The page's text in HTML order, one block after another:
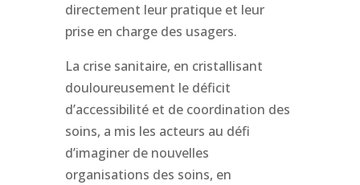
directement leur pratique et leur
prise en charge des usagers.
La crise sanitaire, en cristallisant
douloureusement le déficit
d’accessibilité et de coordination des
soins, a mis les acteurs au défi
d’imaginer de nouvelles
organisations des soins, en